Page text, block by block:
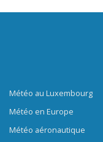
Météo au Luxembourg
Météo en Europe
Météo aéronautique